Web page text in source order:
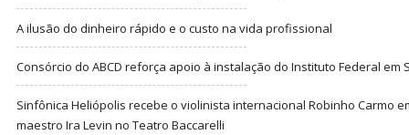
A ilusão do dinheiro rápido e o custo na vida profissional
Consórcio do ABCD reforça apoio à instalação do Instituto Federal em
Sinfônica Heliópolis recebe o violinista internacional Robinho Carmo
maestro Ira Levin no Teatro Baccarelli